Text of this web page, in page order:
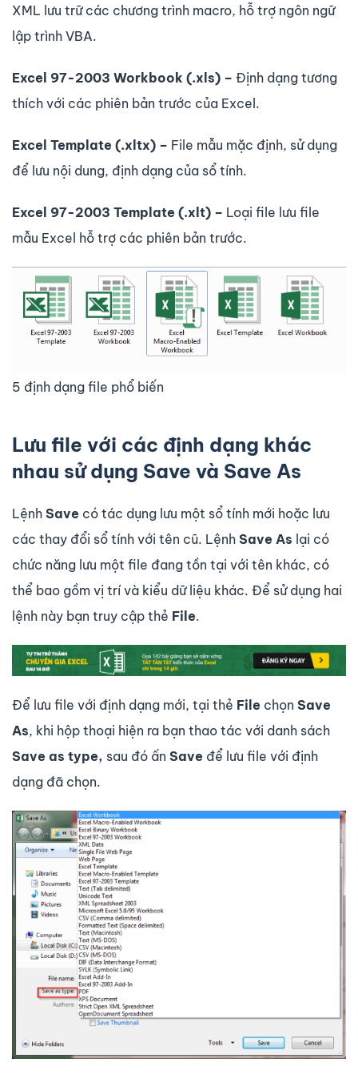
XML lưu trữ các chương trình macro, hỗ trợ ngôn ngữ
lập trình VBA.
Excel 97-2003 Workbook (.xls) – Định dạng tương
thích với các phiên bản trước của Excel.
Excel Template (.xltx) – File mẫu mặc định, sử dụng
để lưu nội dung, định dạng của sổ tính.
Excel 97-2003 Template (.xlt) – Loại file lưu file
mẫu Excel hỗ trợ các phiên bản trước.
5 định dạng file phổ biến
Lưu file với các định dạng khác
nhau sử dụng Save và Save As
Lệnh Save có tác dụng lưu một sổ tính mới hoặc lưu
các thay đổi sổ tính với tên cũ. Lệnh Save As lại có
chức năng lưu một file đang tồn tại với tên khác, có
thể bao gồm vị trí và kiểu dữ liệu khác. Để sử dụng hai
lệnh này bạn truy cập thẻ File.
Để lưu file với định dạng mới, tại thẻ File chọn Save
As, khi hộp thoại hiện ra bạn thao tác với danh sách
Save as type, sau đó ấn Save để lưu file với định
dạng đã chọn.